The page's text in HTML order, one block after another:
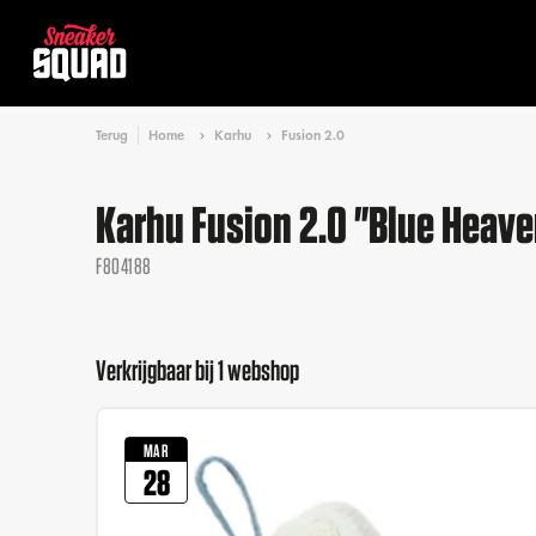
Terug Home Karhu Fusion 2.0
Karhu Fusion 2.0 "Blue
F804188
Verkrijgbaar bij 1 webshop
MAR
28